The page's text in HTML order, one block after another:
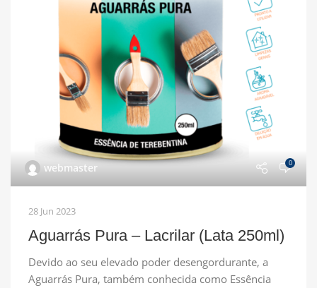
webmaster 0
28 Jun 2023
Aguarrás Pura – Lacrilar (Lata 250ml)
Devido ao seu elevado poder desengordurante, a
Aguarrás Pura, também conhecida como Essência